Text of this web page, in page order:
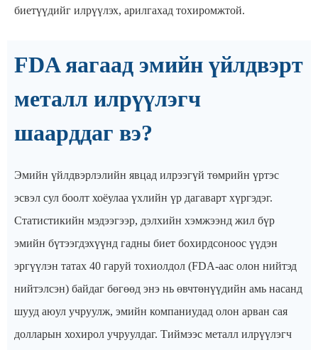
биетүүдийг илрүүлэх, арилгахад тохиромжтой.
FDA яагаад эмийн үйлдвэрт
металл илрүүлэгч
шаарддаг вэ?
Эмийн үйлдвэрлэлийн явцад илрээгүй төмрийн үртэс
эсвэл сул боолт хоёулаа үхлийн үр дагаварт хүргэдэг.
Статистикийн мэдээгээр, дэлхийн хэмжээнд жил бүр
эмийн бүтээгдэхүүнд гадны биет бохирдсоноос үүдэн
эргүүлэн татах 40 гаруй тохиолдол (FDA-аас олон нийтэд
нийтэлсэн) байдаг бөгөөд энэ нь өвчтөнүүдийн амь насанд
шууд аюул учруулж, эмийн компаниудад олон арван сая
долларын хохирол учруулдаг. Тиймээс металл илрүүлэгч